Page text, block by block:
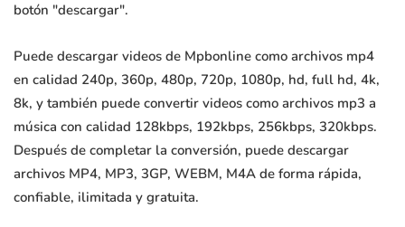
botón "descargar".
Puede descargar videos de Mpbonline como archivos mp4
en calidad 240p, 360p, 480p, 720p, 1080p, hd, full hd, 4k,
8k, y también puede convertir videos como archivos mp3 a
música con calidad 128kbps, 192kbps, 256kbps, 320kbps.
Después de completar la conversión, puede descargar
archivos MP4, MP3, 3GP, WEBM, M4A de forma rápida,
confiable, ilimitada y gratuita.